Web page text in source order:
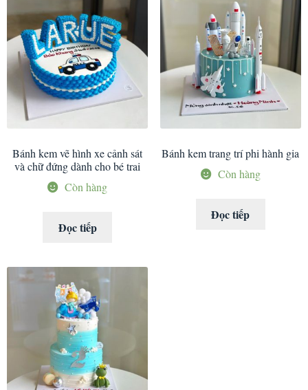
Bánh kem vẽ hình xe cảnh sát
và chữ đứng dành cho bé trai
Còn hàng
Đọc tiếp
Bánh kem trang trí phi hành gia
Còn hàng
Đọc tiếp